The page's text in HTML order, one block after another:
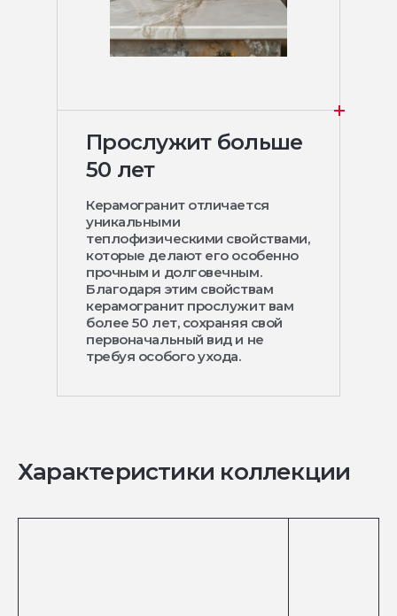
Прослужит больше
50 лет
Керамогранит отличается
уникальными
теплофизическими свойствами,
которые делают его особенно
прочным и долговечным.
Благодаря этим свойствам
керамогранит прослужит вам
более 50 лет, сохраняя свой
первоначальный вид и не
требуя особого ухода.
Характеристики коллекции